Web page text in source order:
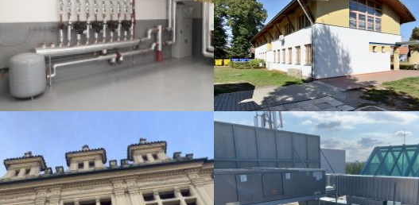
Nová kotelna mateřské školy
Rekonstrukce městského
úřadu
Energetický posudek obecního
Vzduchotechnika základní